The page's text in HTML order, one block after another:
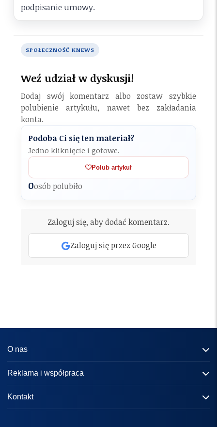
podpisanie umowy.
SPOŁECZNOŚĆ KNEWS
Weź udział w dyskusji!
Dodaj swój komentarz albo zostaw szybkie
polubienie artykułu, nawet bez zakładania
konta.
Podoba Ci się ten materiał?
Jedno kliknięcie i gotowe.
Polub artykuł
0osób polubiło
Zaloguj się, aby dodać komentarz.
Zaloguj się przez Google
O nas
Informacje o portalu
Kariera
Reklama i współpraca
Reklama
Kontakt
kontakt@knews.pl